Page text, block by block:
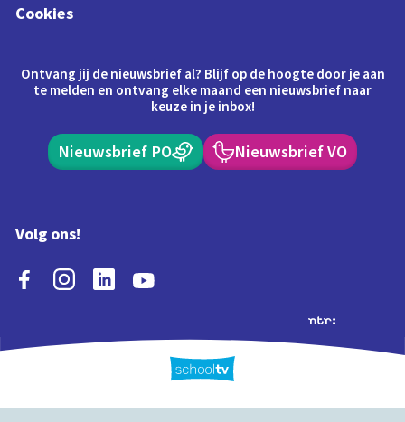
Cookies
Ontvang jij de nieuwsbrief al? Blijf op de hoogte door je aan
te melden en ontvang elke maand een nieuwsbrief naar
keuze in je inbox!
Nieuwsbrief PO Nieuwsbrief VO
Volg ons!